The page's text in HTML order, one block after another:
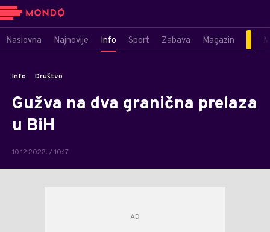
Naslovna Najnovije Info Sport Zabava Magazin
Info Društvo
Gužva na dva granična prelaza
u BiH
10.12.2022. / 10:17